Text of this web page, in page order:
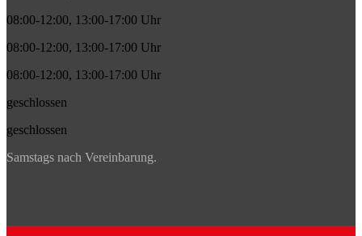
08:00-12:00, 13:00-17:00 Uhr
08:00-12:00, 13:00-17:00 Uhr
08:00-12:00, 13:00-17:00 Uhr
geschlossen
geschlossen
Samstags nach Vereinbarung.